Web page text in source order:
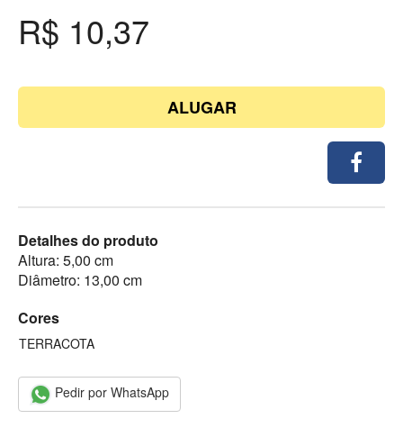
R$ 10,37
ALUGAR
Detalhes do produto
Altura: 5,00 cm
Diâmetro: 13,00 cm
Cores
TERRACOTA
Pedir por WhatsApp